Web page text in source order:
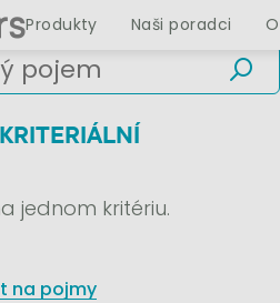
Produkty Naši poradci
jednom kritériu.
na pojmy